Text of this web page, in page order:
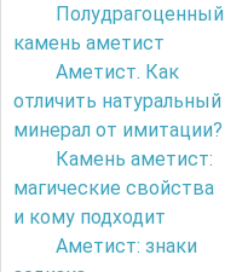
Полудрагоценный
камень аметист
Аметист. Как
отличить натуральный
минерал от имитации?
Камень аметист:
магические свойства
и кому подходит
Аметист: знаки